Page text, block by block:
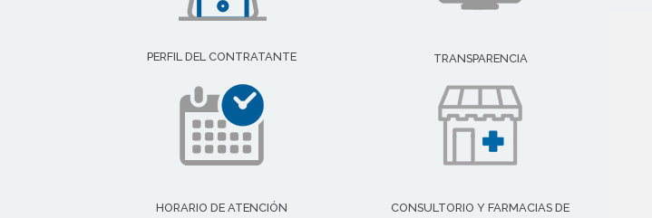
PERFIL DEL CONTRATANTE TRANSPARENCIA
HORARIO DE ATENCIÓN
CONSULTORIO Y FARMACIAS DE